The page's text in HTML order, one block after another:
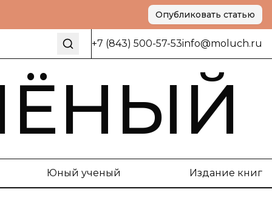
Опубликовать статью
+7 (843) 500-57-53info@moluch.ru
Юный ученый Издание книг